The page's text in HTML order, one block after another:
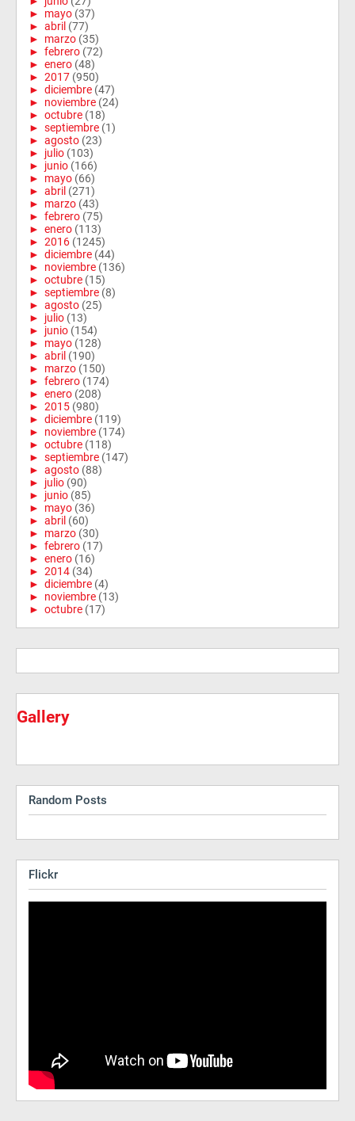
► mayo (37)
► abril (77)
► marzo (35)
► febrero (72)
► enero (48)
► 2017 (950)
► diciembre (47)
► noviembre (24)
► octubre (18)
► septiembre (1)
► agosto (23)
► julio (103)
► junio (166)
► mayo (66)
► abril (271)
► marzo (43)
► febrero (75)
► enero (113)
► 2016 (1245)
► diciembre (44)
► noviembre (136)
► octubre (15)
► septiembre (8)
► agosto (25)
► julio (13)
► junio (154)
► mayo (128)
► abril (190)
► marzo (150)
► febrero (174)
► enero (208)
► 2015 (980)
► diciembre (119)
► noviembre (174)
► octubre (118)
► septiembre (147)
► agosto (88)
► julio (90)
► junio (85)
► mayo (36)
► abril (60)
► marzo (30)
► febrero (17)
► enero (16)
► 2014 (34)
► diciembre (4)
► noviembre (13)
► octubre (17)
Gallery
Random Posts
Flickr